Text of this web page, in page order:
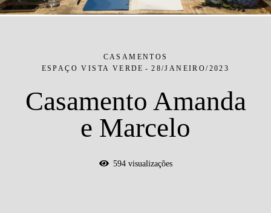
CASAMENTOS
ESPAÇO VISTA VERDE
28/JANEIRO/2023
Casamento Amanda
e Marcelo
594visualizações